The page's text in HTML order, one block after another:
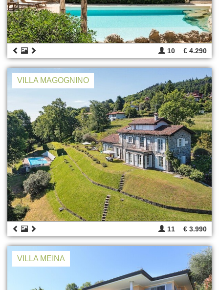
10 € 4.290
VILLA MAGOGNINO
11 € 3.990
VILLA MEINA